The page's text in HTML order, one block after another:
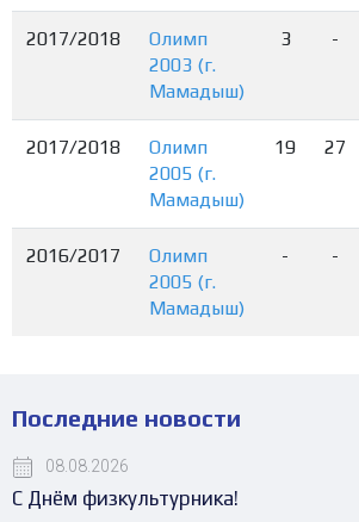
2017/2018
Олимп
2003 (г.
Мамадыш)
3 -
2017/2018
Олимп
2005 (г.
Мамадыш)
19 27
2016/2017
Олимп
2005 (г.
Мамадыш)
- -
Последние новости
08.08.2026
С Днём физкультурника!